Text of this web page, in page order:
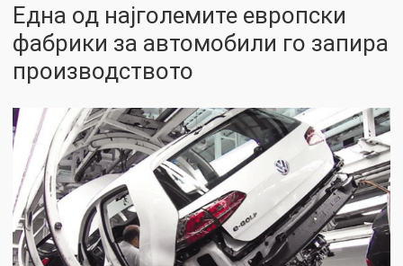
Една од најголемите европски
фабрики за автомобили го запира
производството